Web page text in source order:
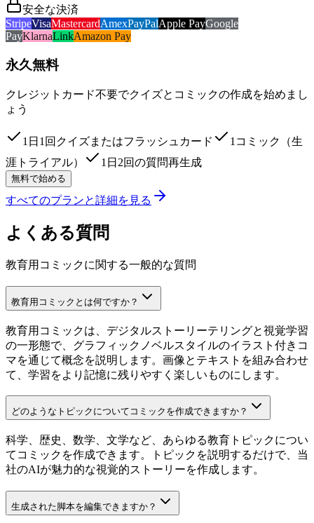
安全な決済
StripeVisaMastercardAmexPayPalApple PayGoogle
PayKlarnaLinkAmazon Pay
永久無料
クレジットカード不要でクイズとコミックの作成を始めまし
ょう
1日1回クイズまたはフラッシュカード
1コミック（生
涯トライアル）
1日2回の質問再生成
無料で始める
すべてのプランと詳細を見る
よくある質問
教育用コミックに関する一般的な質問
教育用コミックとは何ですか？
教育用コミックは、デジタルストーリーテリングと視覚学習
の一形態で、グラフィックノベルスタイルのイラスト付きコ
マを通じて概念を説明します。画像とテキストを組み合わせ
て、学習をより記憶に残りやすく楽しいものにします。
どのようなトピックについてコミックを作成できますか？
科学、歴史、数学、文学など、あらゆる教育トピックについ
てコミックを作成できます。トピックを説明するだけで、当
社のAIが魅力的な視覚的ストーリーを作成します。
生成された脚本を編集できますか？